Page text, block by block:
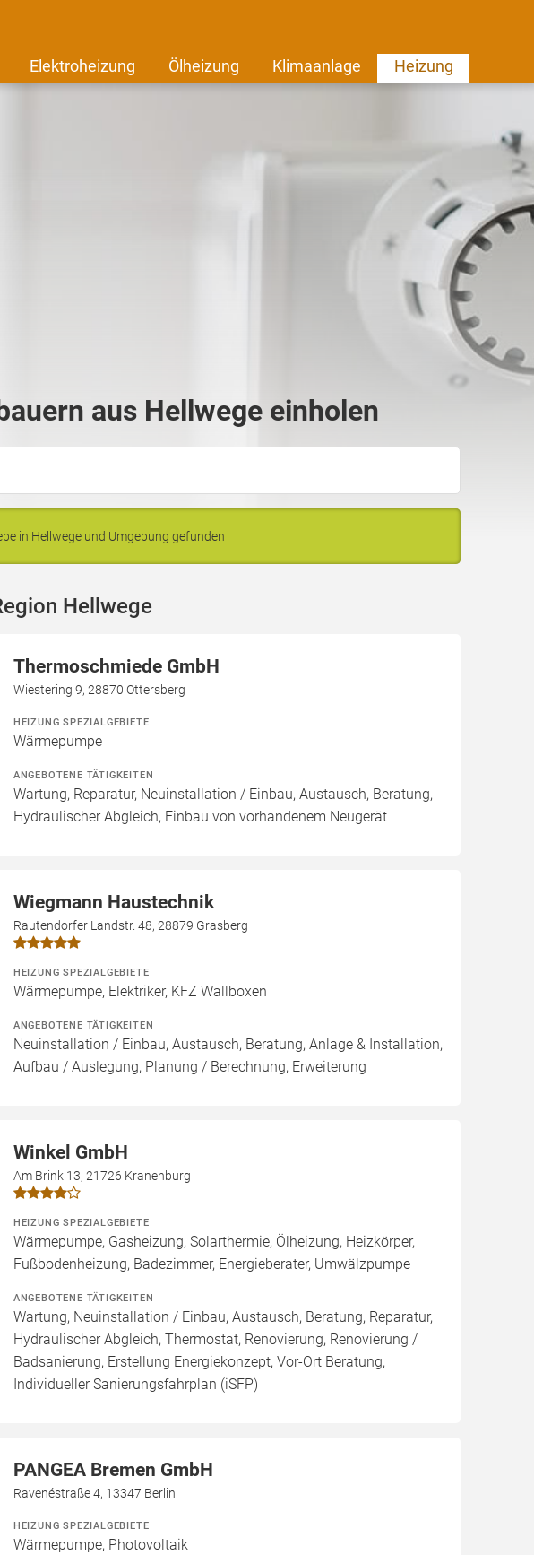
Elektroheizung Ölheizung Klimaanlage Heizung
aus Hellwege einholen
in Hellwege und Umgebung gefunden
Hellwege
Thermoschmiede GmbH
Wiestering 9, 28870 Ottersberg
HEIZUNG SPEZIALGEBIETE
Wärmepumpe
ANGEBOTENE TÄTIGKEITEN
Wartung, Reparatur, Neuinstallation / Einbau, Austausch, Beratung,
Hydraulischer Abgleich, Einbau von vorhandenem Neugerät
Wiegmann Haustechnik
Rautendorfer Landstr. 48, 28879 Grasberg
HEIZUNG SPEZIALGEBIETE
Wärmepumpe, Elektriker, KFZ Wallboxen
ANGEBOTENE TÄTIGKEITEN
Neuinstallation / Einbau, Austausch, Beratung, Anlage & Installation,
Aufbau / Auslegung, Planung / Berechnung, Erweiterung
Winkel GmbH
Am Brink 13, 21726 Kranenburg
HEIZUNG SPEZIALGEBIETE
Wärmepumpe, Gasheizung, Solarthermie, Ölheizung, Heizkörper,
Fußbodenheizung, Badezimmer, Energieberater, Umwälzpumpe
ANGEBOTENE TÄTIGKEITEN
Wartung, Neuinstallation / Einbau, Austausch, Beratung, Reparatur,
Hydraulischer Abgleich, Thermostat, Renovierung, Renovierung /
Badsanierung, Erstellung Energiekonzept, Vor-Ort Beratung,
Individueller Sanierungsfahrplan (iSFP)
PANGEA Bremen GmbH
Ravenéstraße 4, 13347 Berlin
HEIZUNG SPEZIALGEBIETE
Wärmepumpe, Photovoltaik